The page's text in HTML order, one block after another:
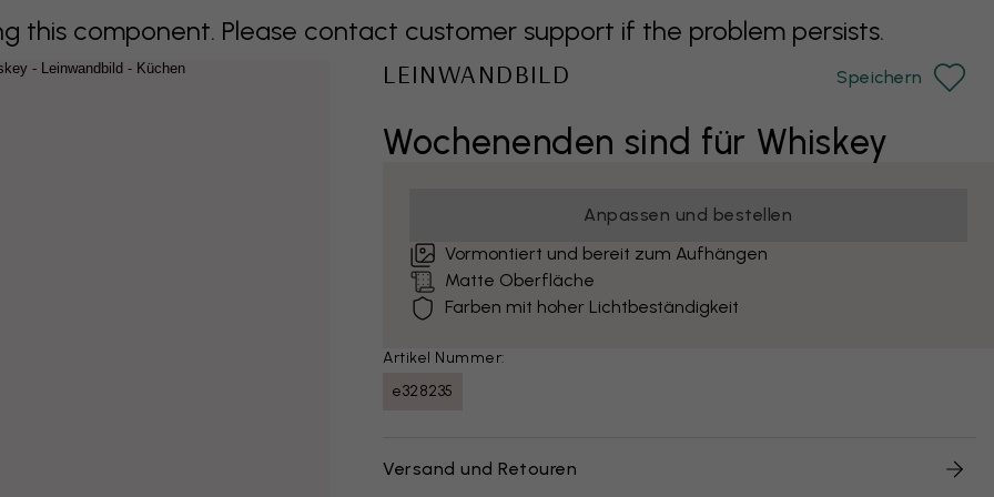
this component. Please contact customer support if the problem persists.
Wochenenden sind für Whiskey
LEINWANDBILD Speichern
Anpassen und bestellen
Vormontiert und bereit zum Aufhängen
Matte Oberfläche
Farben mit hoher Lichtbeständigkeit
Artikel Nummer:
e328235
Versand und Retouren